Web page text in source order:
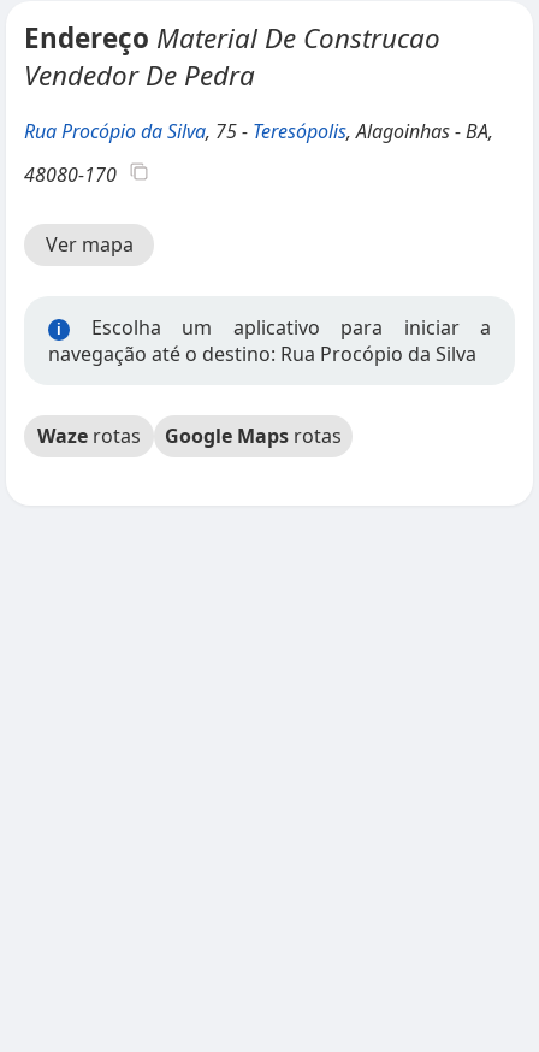
Endereço Material De Construcao
Vendedor De Pedra
Rua Procópio da Silva, 75 - Teresópolis, Alagoinhas - BA,
48080-170
Ver mapa
i
Escolha um aplicativo para iniciar a
navegação até o destino: Rua Procópio da Silva
Waze rotas Google Maps rotas